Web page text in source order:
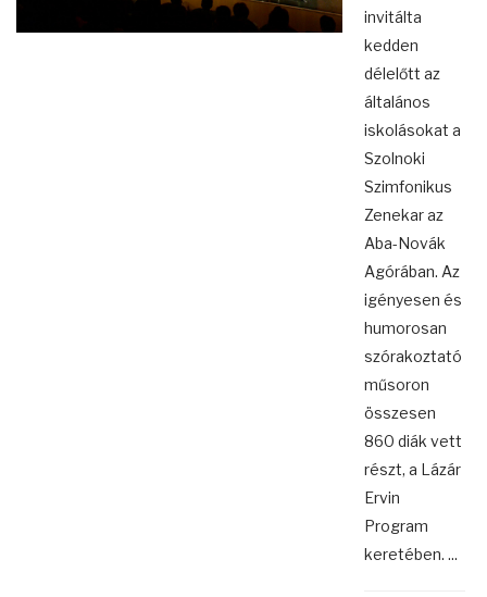
invitálta
kedden
délelőtt az
általános
iskolásokat a
Szolnoki
Szimfonikus
Zenekar az
Aba-Novák
Agórában. Az
igényesen és
humorosan
szórakoztató
műsoron
összesen
860 diák vett
részt, a Lázár
Ervin
Program
keretében. ...